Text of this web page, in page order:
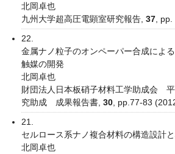
北岡卓也
九州大学超高圧電顕室研究報告, 37 ,
22.
金属ナノ粒子のオンペーパー合成によ
触媒の開発
北岡卓也
財団法人日本板硝子材料工学助成会
究助成 成果報告書, 30 , pp.77-83
21.
セルロース系ナノ複合材料の構造設計
北岡卓也